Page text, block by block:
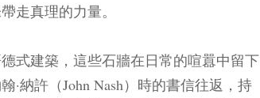
走真理的力量。
式建築，這些石牆在日常的喧囂中留下
納許（John Nash）時的書信往返，持